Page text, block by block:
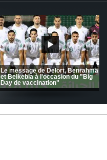
de matchs"
12:39 - 2022/11/06
Real : Les dirigeants veulent le
départ d'Hazard cet hiver
(Coupe de la CAF) Nkana FC 1 -
CRB 0